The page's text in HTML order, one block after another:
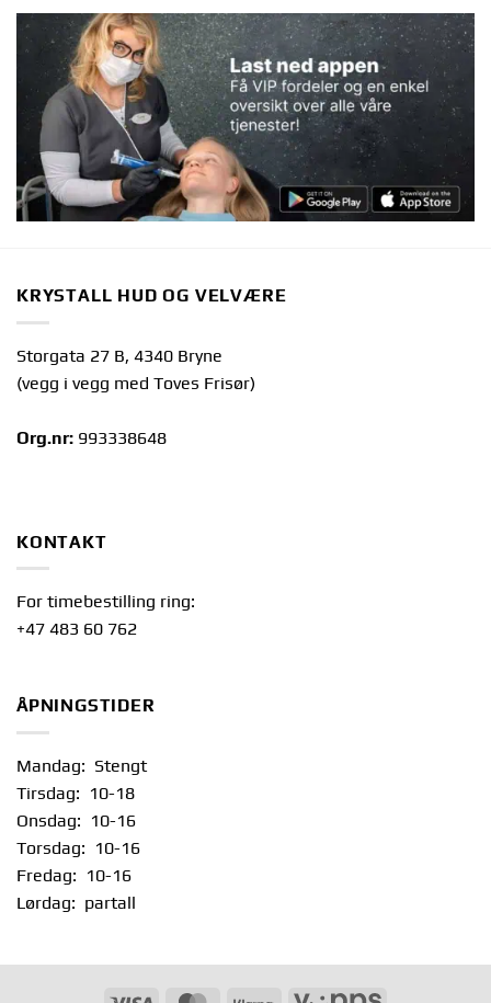
KRYSTALL HUD OG VELVÆRE
Storgata 27 B, 4340 Bryne
(vegg i vegg med Toves Frisør)
Org.nr: 993338648
KONTAKT
For timebestilling ring:
+47 483 60 762
ÅPNINGSTIDER
Mandag: Stengt
Tirsdag: 10-18
Onsdag: 10-16
Torsdag: 10-16
Fredag: 10-16
Lørdag: partall